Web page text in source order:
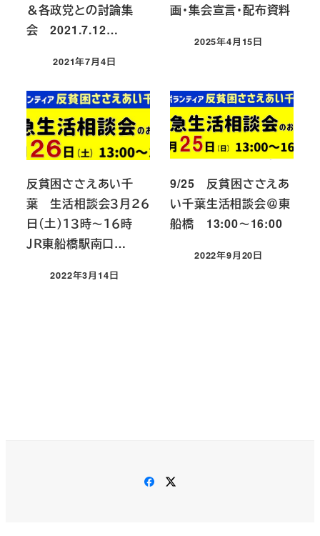
＆各政党との討論集
会 2021.7.12…
投稿日
2021年7月4日
画・集会宣言・配布資料
投稿日
2025年4月15日
反貧困ささえあい千
葉 生活相談会３月２６
日（土）１３時～１６時
ＪＲ東船橋駅南口…
投稿日
2022年3月14日
9/25 反貧困ささえあ
い千葉生活相談会＠東
船橋 13:00～16:00
投稿日
2022年9月20日
Facebook